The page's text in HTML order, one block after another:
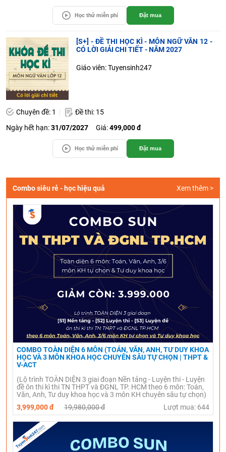
Học thử miễn phí Đặt mua
[S+] - ĐỀ THI HỌC KÌ - MÔN NGỮ VĂN 12 -
CÓ LỜI GIẢI CHI TIẾT - NĂM 2027
Giáo viên: Tuyensinh247
Chuyên đề: 1
Đề thi: 15
Ngày hết hạn:31/07/2027 Giá:499,000 đ
Học thử miễn phí Đặt mua
Combo siêu rẻ - học hiệu quả Xem thêm >
COMBO TOÀN DIỆN 6 MÔN (TOÁN, VĂN, ANH, TƯ DUY KHOA
HỌC VÀ 3 MÔN KHOA HỌC CHUYÊN SÂU TỰ CHỌN | THPT &
V-ACT
(Lộ trình TOÀN DIỆN 3 giai đoạn Nền tảng - Luyện thi - Luyện
đề ôn thi kì thi TN THPT và ĐGNL TP. HCM theo 6 môn: Toán,
Văn, Anh, Tư duy khoa học và 3 môn KH chuyên sâu tự chọn)
3,999,000 đ
19,980,000 đ Lượt mua: 644